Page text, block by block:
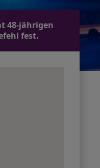
48-jährigen
fest.